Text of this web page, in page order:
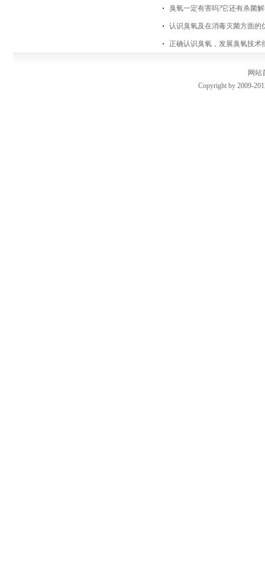
臭氧一定有害吗?它还有杀菌
认识臭氧及在消毒灭菌方面的
正确认识臭氧，发展臭氧技术
网站
Copyright by 2009-